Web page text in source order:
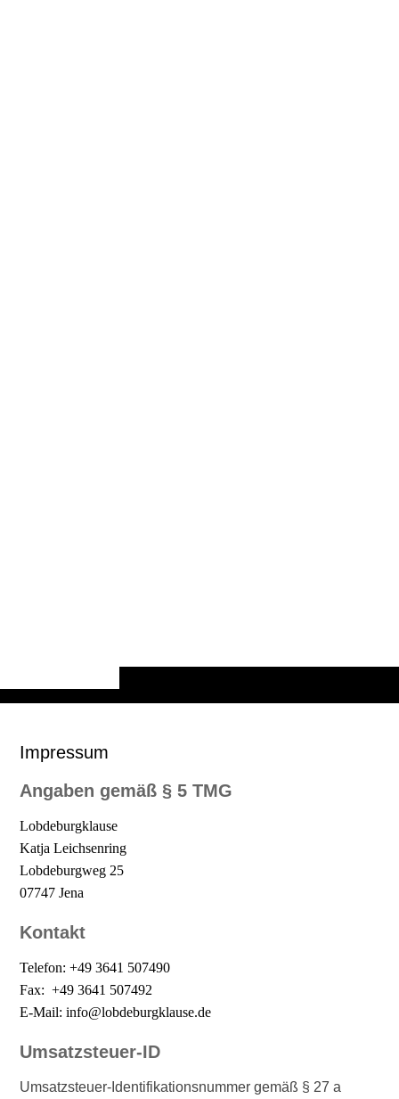
Impressum
Angaben gemäß § 5 TMG
Lobdeburgklause
Katja Leichsenring
Lobdeburgweg 25
07747 Jena
Kontakt
Telefon: +49 3641 507490
Fax: +49 3641 507492
E-Mail: info@lobdeburgklause.de
Umsatzsteuer-ID
Umsatzsteuer-Identifikationsnummer gemäß § 27 a